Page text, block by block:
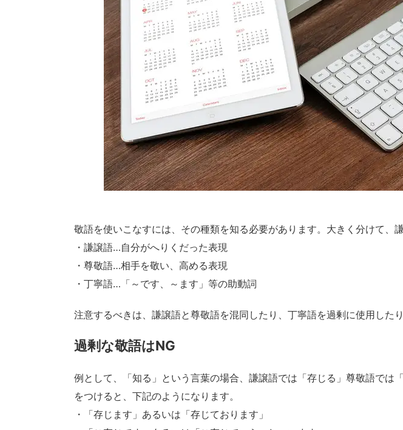
敬語を使いこなすには、その種類を知る必要があります。大きく分けて、
・謙譲語…自分がへりくだった表現
・尊敬語…相手を敬い、高める表現
・丁寧語…「～です、～ます」等の助動詞
注意するべきは、謙譲語と尊敬語を混同したり、丁寧語を過剰に使用した
過剰な敬語はNG
例として、「知る」という言葉の場合、謙譲語では「存じる」尊敬語では
をつけると、下記のようになります。
・「存じます」あるいは「存じております」